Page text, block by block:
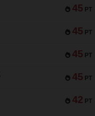
45 PT
45 PT
45 PT
45 PT
42 PT